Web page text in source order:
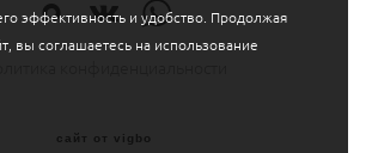
сайт от vigbo
эффективность и удобство. Продолжая
вы соглашаетесь на использование